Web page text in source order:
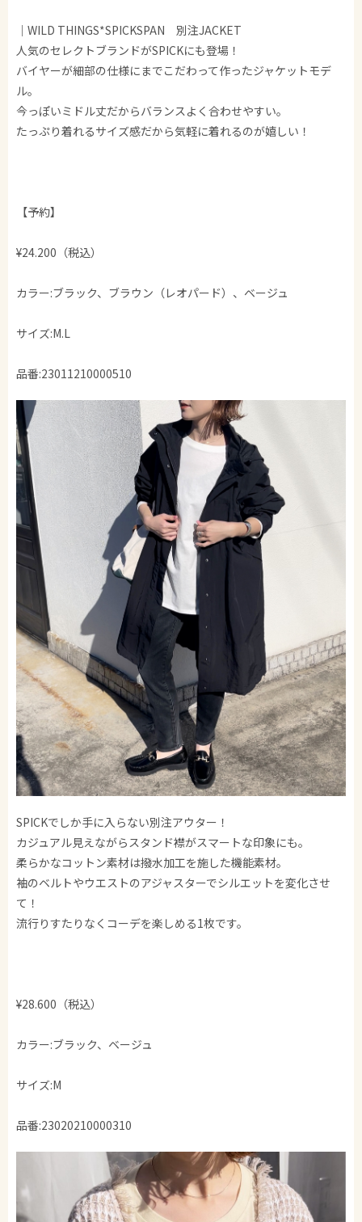
｜WILD THINGS*SPICKSPAN 別注JACKET
人気のセレクトブランドがSPICKにも登場！
バイヤーが細部の仕様にまでこだわって作ったジャケットモデ
ル。
今っぽいミドル丈だからバランスよく合わせやすい。
たっぷり着れるサイズ感だから気軽に着れるのが嬉しい！
【予約】
¥24.200（税込）
カラー:ブラック、ブラウン（レオパード）、ベージュ
サイズ:M.L
品番:23011210000510
SPICKでしか手に入らない別注アウター！
カジュアル見えながらスタンド襟がスマートな印象にも。
柔らかなコットン素材は撥水加工を施した機能素材。
袖のベルトやウエストのアジャスターでシルエットを変化させ
て！
流行りすたりなくコーデを楽しめる1枚です。
¥28.600（税込）
カラー:ブラック、ベージュ
サイズ:M
品番:23020210000310